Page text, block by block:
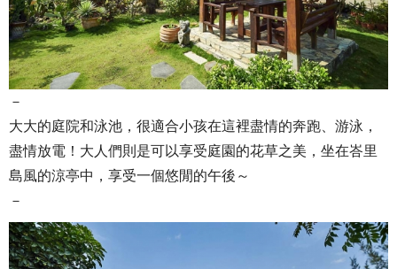
－
大大的庭院和泳池，很適合小孩在這裡盡情的奔跑、游泳，
盡情放電！大人們則是可以享受庭園的花草之美，坐在峇里
島風的涼亭中，享受一個悠閒的午後～
－